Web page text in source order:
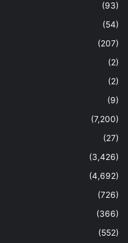
(93)
(54)
(207)
(2)
(2)
(9)
(7,200)
(27)
(3,426)
(4,692)
(726)
(366)
(552)